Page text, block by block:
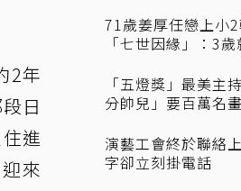
2年
日
進
來
71歲姜厚任戀上
「七世因緣」：3
「五燈獎」最美主
分帥兒」要百萬名
演藝工會終於聯絡
字卻立刻掛電話